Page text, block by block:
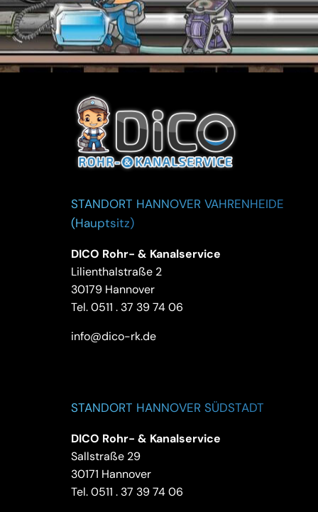
STANDORT HANNOVER VAHRENHEIDE
(Hauptsitz)
DICO Rohr- & Kanalservice
Lilienthalstraße 2
30179 Hannover
Tel.0511 . 37 39 74 06
info@dico-rk.de
STANDORT HANNOVER SÜDSTADT
DICO Rohr- & Kanalservice
Sallstraße 29
30171 Hannover
Tel.0511 . 37 39 74 06